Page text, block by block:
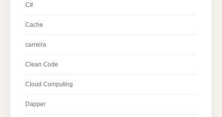
C#
Cache
carreira
Clean Code
Cloud Computing
Dapper